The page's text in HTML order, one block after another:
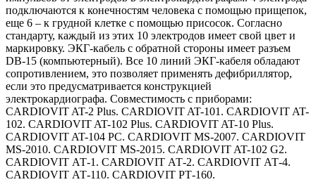
подключаются к конечностям человека с помощью прищепок,
еще 6 – к грудной клетке с помощью присосок. Согласно
стандарту, каждый из этих 10 электродов имеет свой цвет и
маркировку. ЭКГ-кабель с обратной стороны имеет разъем
DB-15 (компьютерный). Все 10 линий ЭКГ-кабеля обладают
сопротивлением, это позволяет применять дефибриллятор,
если это предусматривается конструкцией
электрокардиографа. Совместимость с приборами:
CARDIOVIT AT-2 Plus. CARDIOVIT AT-101. CARDIOVIT AT-
102. CARDIOVIT AT-102 Plus. CARDIOVIT AT-10 Plus.
CARDIOVIT AT-104 PC. CARDIOVIT MS-2007. CARDIOVIT
MS-2010. CARDIOVIT MS-2015. CARDIOVIT AT-102 G2.
CARDIOVIT АТ-1. CARDIOVIT АТ-2. CARDIOVIT АТ-4.
CARDIOVIT АТ-110. CARDIOVIT PТ-160.